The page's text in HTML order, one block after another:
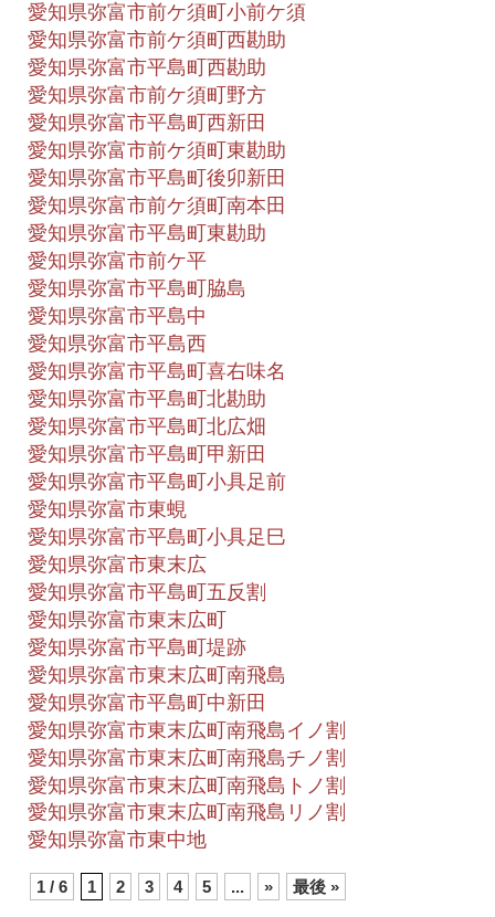
愛知県弥富市前ケ須町小前ケ須
愛知県弥富市前ケ須町西勘助
愛知県弥富市平島町西勘助
愛知県弥富市前ケ須町野方
愛知県弥富市平島町西新田
愛知県弥富市前ケ須町東勘助
愛知県弥富市平島町後卯新田
愛知県弥富市前ケ須町南本田
愛知県弥富市平島町東勘助
愛知県弥富市前ケ平
愛知県弥富市平島町脇島
愛知県弥富市平島中
愛知県弥富市平島西
愛知県弥富市平島町喜右味名
愛知県弥富市平島町北勘助
愛知県弥富市平島町北広畑
愛知県弥富市平島町甲新田
愛知県弥富市平島町小具足前
愛知県弥富市東蜆
愛知県弥富市平島町小具足巳
愛知県弥富市東末広
愛知県弥富市平島町五反割
愛知県弥富市東末広町
愛知県弥富市平島町堤跡
愛知県弥富市東末広町南飛島
愛知県弥富市平島町中新田
愛知県弥富市東末広町南飛島イノ割
愛知県弥富市東末広町南飛島チノ割
愛知県弥富市東末広町南飛島トノ割
愛知県弥富市東末広町南飛島リノ割
愛知県弥富市東中地
1 / 6 1 2 3 4 5 ... » 最後 »